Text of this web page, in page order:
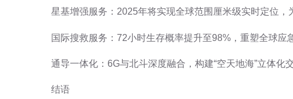
星基增强服务：2025年将实现全球范围厘米级实时定位，
国际搜救服务：72小时生存概率提升至98%，重塑全球应
通导一体化：6G与北斗深度融合，构建“空天地海”立体化
结语